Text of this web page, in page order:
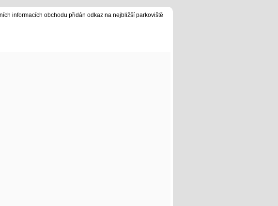
informacích obchodu přidán odkaz na nejbližší parkoviště